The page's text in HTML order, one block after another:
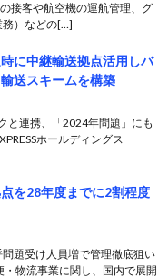
接客や航空機の運航管理、グ
務）などの[…]
に中継輸送拠点活用しバ
送スキームを構築
と連携、「2024年問題」にも
ホールディングス
を28年度までに2割程度
題受け人員増で管理徹底狙い
・物流事業に関し、国内で展開